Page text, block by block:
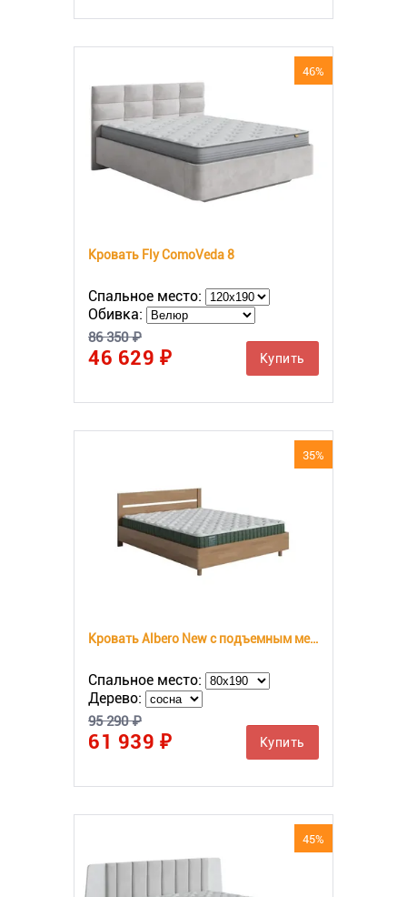
46%
Кровать Fly ComoVeda 8
Спальное место:
Обивка:
86 350 ₽
46 629 ₽ Купить
35%
Кровать Albero New с подъемным механизмом
Спальное место:
Дерево:
95 290 ₽
61 939 ₽ Купить
45%